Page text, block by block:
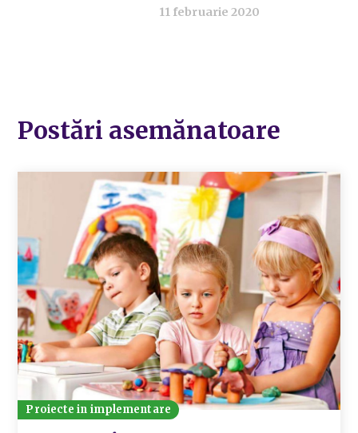
11 februarie 2020
Postări asemănatoare
Proiecte in implementare